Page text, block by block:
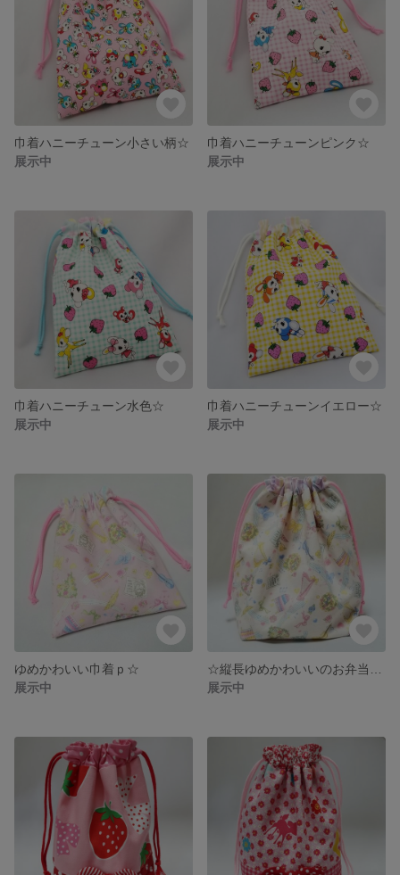
巾着ハニーチューン小さい柄☆
展示中
巾着ハニーチューンピンク☆
展示中
巾着ハニーチューン水色☆
展示中
巾着ハニーチューンイエロー☆
展示中
ゆめかわいい巾着ｐ☆
展示中
展示中